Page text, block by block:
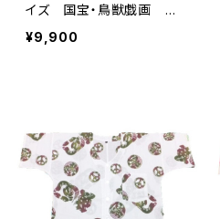
イズ 国宝・鳥獣戯画 高
山寺公認 認定証付き 木
綿晒 キナリ×紺 日本
港町
¥9,900